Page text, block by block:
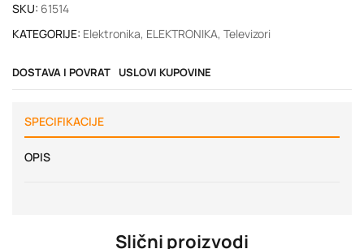
SKU: 61514
KATEGORIJE: Elektronika, ELEKTRONIKA, Televizori
DOSTAVA I POVRAT USLOVI KUPOVINE
SPECIFIKACIJE
OPIS
Slični proizvodi